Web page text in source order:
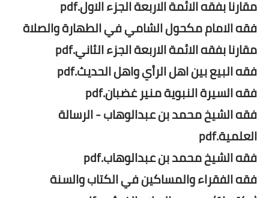
مقارنا بفقه الائمة الاربعة الجزء الاول.pdf
فقه الامام مكحول الشامي في الطهارة والصلاة
مقارنا بفقه الائمة الاربعة الجزء الثاني.pdf
فقه البيع بين اهل الرأي واهل الحديث.pdf
فقه السيرة النبوية منير غضبان.pdf
فقه الشيخ محمد بن عبدالوهاب - الرسالة
العلمية.pdf
فقه الشيخ محمد بن عبدالوهاب.pdf
فقه الفقراء والمساكين في الكتاب والسنة